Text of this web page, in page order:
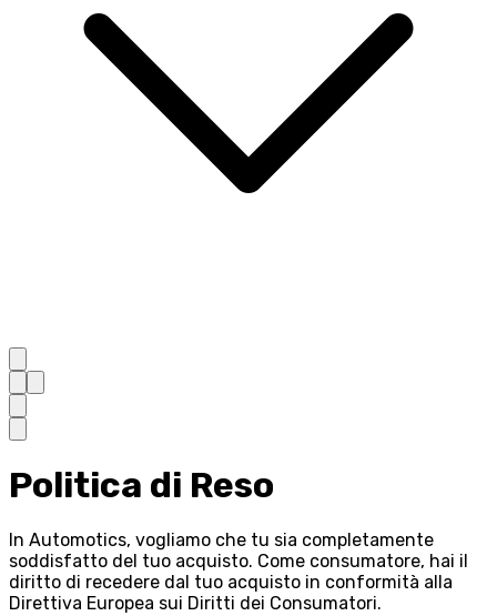
Politica di Reso
In Automotics, vogliamo che tu sia completamente
soddisfatto del tuo acquisto. Come consumatore, hai il
diritto di recedere dal tuo acquisto in conformità alla
Direttiva Europea sui Diritti dei Consumatori.